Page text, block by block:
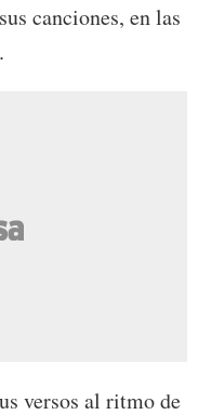
canciones, en las
versos al ritmo de